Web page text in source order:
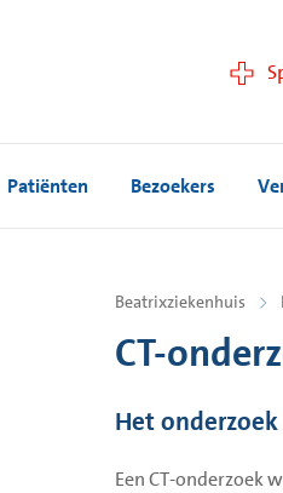
Patiënten Bezoekers
Beatrixziekenhuis
CT-
Het onderzoek
Een CT-onderzoek